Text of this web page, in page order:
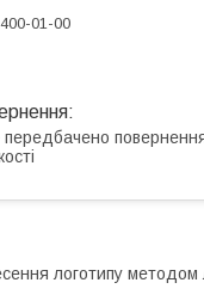
01-00
логотипу методом